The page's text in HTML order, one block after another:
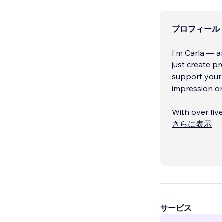
プロフィール
I’m Carla —
just create
support your
impression
With over
helped more
possible.
But beyond
さらに表示
サービス